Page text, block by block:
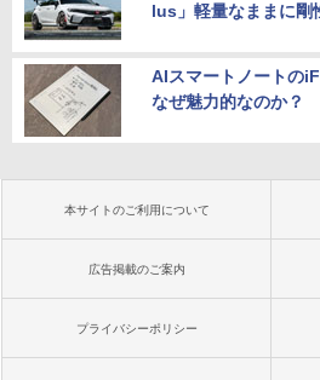
lus」軽量なままに剛
AIスマートノートの
なぜ魅力的なのか？
本サイトのご利用について
広告掲載のご案内
プライバシーポリシー